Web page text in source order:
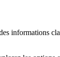
informations